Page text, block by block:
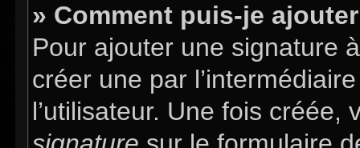
» Comment puis-je
Pour ajouter une signature
créer une par
l’utilisateur. Une fois